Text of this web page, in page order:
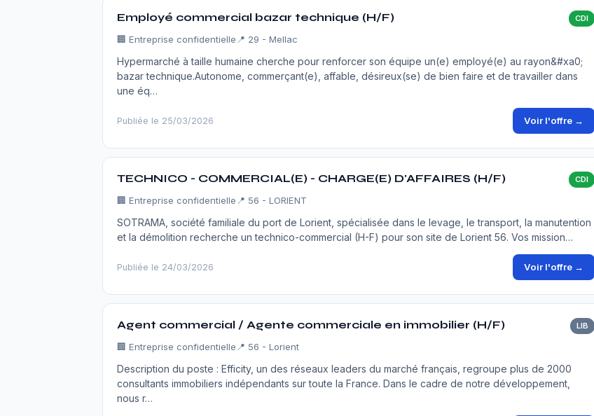
Employé commercial bazar technique (H/F) CDI
🏢 Entreprise confidentielle 📍 29 - Mellac
Hypermarché à taille humaine cherche pour renforcer son équipe un(e) employé(e) au rayon&#xa0;
bazar technique.Autonome, commerçant(e), affable, désireux(se) de bien faire et de travailler dans
une éq…
Publiée le 25/03/2026 Voir l'offre →
TECHNICO - COMMERCIAL(E) - CHARGE(E) D'AFFAIRES (H/F) CDI
🏢 Entreprise confidentielle 📍 56 - LORIENT
SOTRAMA, société familiale du port de Lorient, spécialisée dans le levage, le transport, la manutention
et la démolition recherche un technico-commercial (H-F) pour son site de Lorient 56. Vos mission…
Publiée le 24/03/2026 Voir l'offre →
Agent commercial / Agente commerciale en immobilier (H/F) LIB
🏢 Entreprise confidentielle 📍 56 - Lorient
Description du poste : Efficity, un des réseaux leaders du marché français, regroupe plus de 2000
consultants immobiliers indépendants sur toute la France. Dans le cadre de notre développement,
nous r…